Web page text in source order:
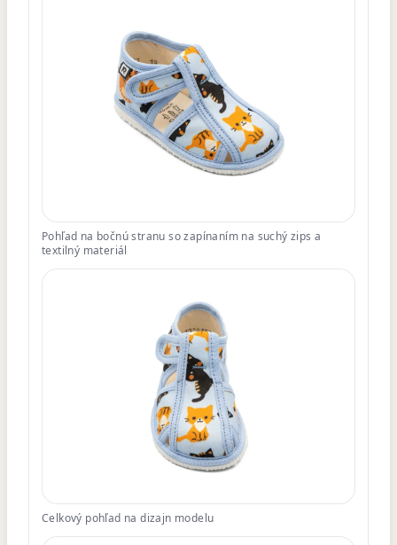
Pohľad na bočnú stranu so zapínaním na suchý zips a
textilný materiál
Celkový pohľad na dizajn modelu